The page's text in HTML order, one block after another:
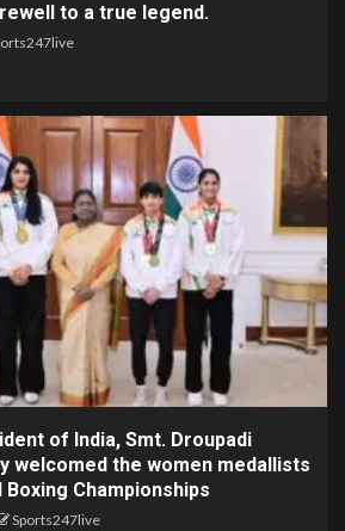
to a true legend.
of India, Smt. Droupadi
welcomed the women medallists
Championships
Sports247live